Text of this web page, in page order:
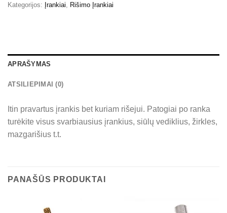
Kategorijos: Įrankiai Rišimo Įrankiai
APRAŠYMAS
ATSILIEPIMAI (0)
Itin pravartus įrankis bet kuriam rišejui. Patogiai po ranka
turėkite visus svarbiausius įrankius, siūlų vediklius, žirkles,
mazgarišius t.t.
PANAŠŪS PRODUKTAI